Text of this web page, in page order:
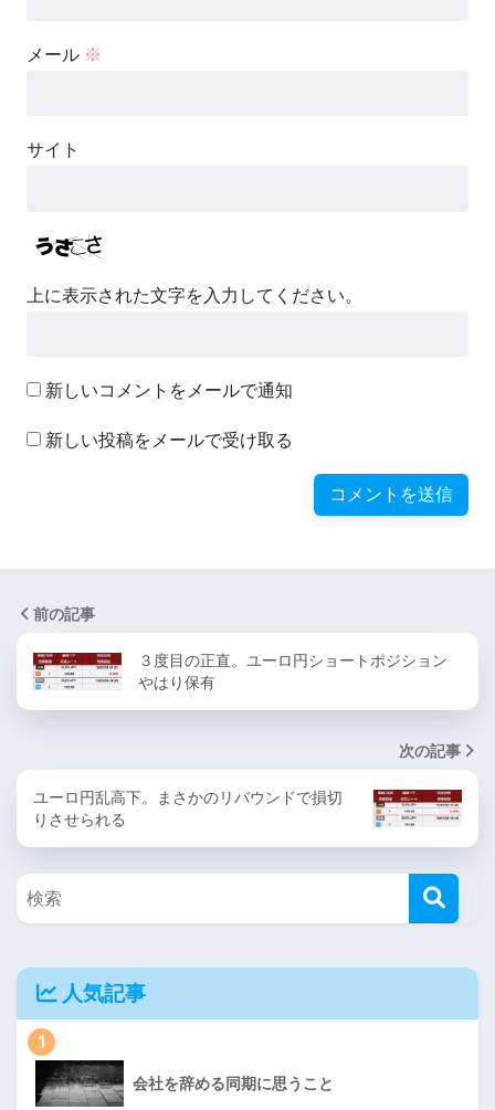
メール ※
サイト
上に表示された文字を入力してください。
新しいコメントをメールで通知
新しい投稿をメールで受け取る
前の記事
３度目の正直。ユーロ円ショートポジション
やはり保有
次の記事
ユーロ円乱高下。まさかのリバウンドで損切
りさせられる
人気記事
1
会社を辞める同期に思うこと